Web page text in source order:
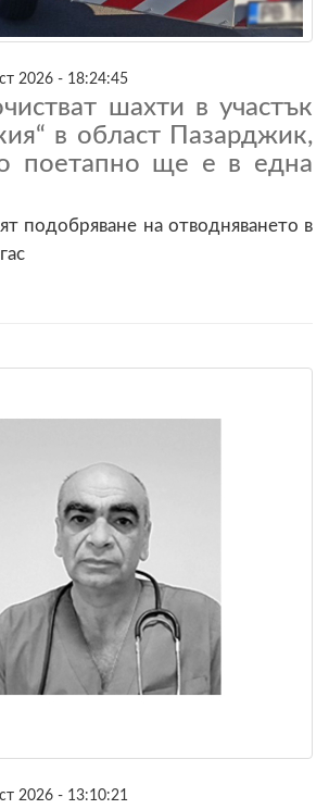
2026 - 18:24:45
шахти в участък
в област Пазарджик,
поетапно ще е в една
подобряване на отводняването в
2026 - 13:10:21